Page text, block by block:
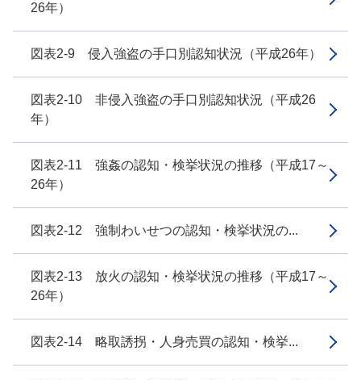
26年）
図表2-9 侵入強盗の手口別認知状況（平成26年）
図表2-10 非侵入強盗の手口別認知状況（平成26
年）
図表2-11 強姦の認知・検挙状況の推移（平成17～
26年）
図表2-12 強制わいせつの認知・検挙状況の...
図表2-13 放火の認知・検挙状況の推移（平成17～
26年）
図表2-14 略取誘拐・人身売買の認知・検挙...